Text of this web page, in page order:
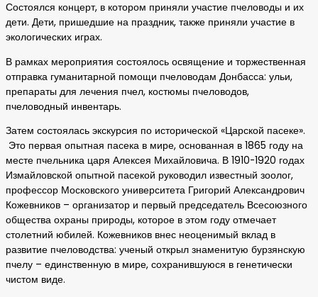
Состоялся концерт, в котором приняли участие пчеловоды и их
дети. Дети, пришедшие на праздник, также приняли участие в
экологических играх.
В рамках мероприятия состоялось освящение и торжественная
отправка гуманитарной помощи пчеловодам Донбасса: ульи,
препараты для лечения пчел, костюмы пчеловодов,
пчеловодный инвентарь.
Затем состоялась экскурсия по исторической «Царской пасеке».
Это первая опытная пасека в мире, основанная в 1865 году на
месте пчельника царя Алексея Михайловича. В 1910-1920 годах
Измайловской опытной пасекой руководил известный зоолог,
профессор Московского университета Григорий Александрович
Кожевников – организатор и первый председатель Всесоюзного
общества охраны природы, которое в этом году отмечает
столетний юбилей. Кожевников внес неоценимый вклад в
развитие пчеловодства: ученый открыл знаменитую бурзянскую
пчелу – единственную в мире, сохранившуюся в генетически
чистом виде.